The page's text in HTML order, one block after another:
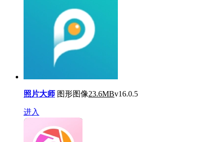
照片大师 图形图像23.6MBv16.0.5
进入